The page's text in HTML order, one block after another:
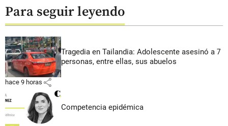
Para seguir leyendo
Tragedia en Tailandia: Adolescente asesinó a 7
personas, entre ellas, sus abuelos
hace 9 horas share
Competencia epidémica